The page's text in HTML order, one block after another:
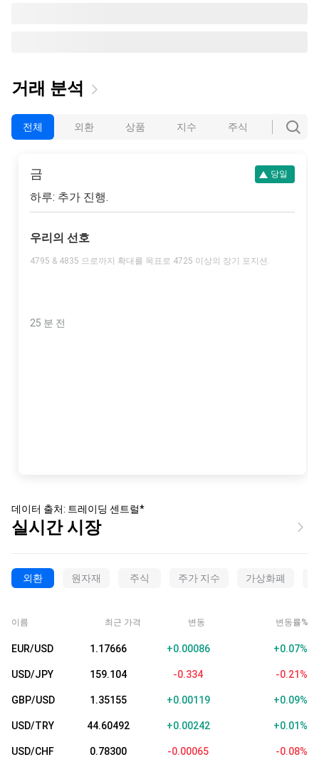
거래 분석
전체 외환 상품 지수 주식 암호화폐
금 당일
하루: 추가 진행.
우리의 선호
4795 & 4835 으로까지 확대를 목표로 4725 이상의 장기 포지션.
25 분 전
데이터 출처: 트레이딩 센트럴*
실시간 시장
외환 원자재 주식 주가 지수 가상화폐
이름 최근 가격 변동 변동률%
EUR/USD 1.17666 +0.00086 +0.07%
USD/JPY 159.104 -0.334 -0.21%
GBP/USD 1.35155 +0.00119 +0.09%
USD/TRY 44.60492 +0.00242 +0.01%
USD/CHF 0.78300 -0.00065 -0.08%